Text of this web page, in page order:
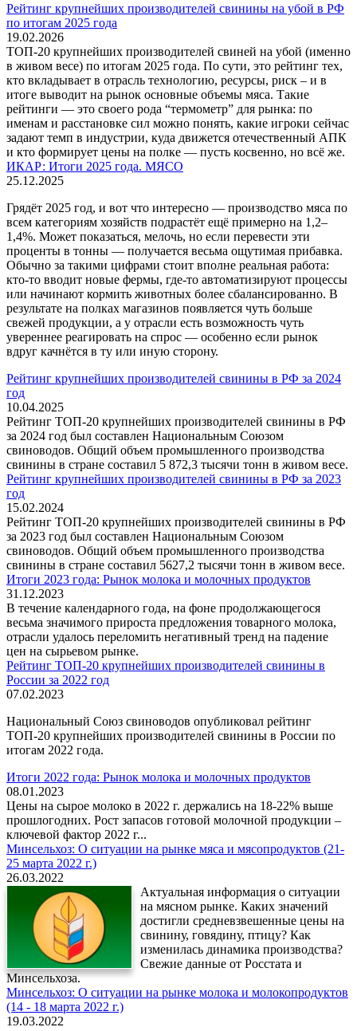
Рейтинг крупнейших производителей свинины на убой в РФ
по итогам 2025 года
19.02.2026
ТОП-20 крупнейших производителей свиней на убой (именно
в живом весе) по итогам 2025 года. По сути, это рейтинг тех,
кто вкладывает в отрасль технологию, ресурсы, риск – и в
итоге выводит на рынок основные объемы мяса. Такие
рейтинги — это своего рода “термометр” для рынка: по
именам и расстановке сил можно понять, какие игроки сейчас
задают темп в индустрии, куда движется отечественный АПК
и кто формирует цены на полке — пусть косвенно, но всё же.
ИКАР: Итоги 2025 года. МЯСО
25.12.2025
Грядёт 2025 год, и вот что интересно — производство мяса по
всем категориям хозяйств подрастёт ещё примерно на 1,2–
1,4%. Может показаться, мелочь, но если перевести эти
проценты в тонны — получается весьма ощутимая прибавка.
Обычно за такими цифрами стоит вполне реальная работа:
кто-то вводит новые фермы, где-то автоматизируют процессы
или начинают кормить животных более сбалансированно. В
результате на полках магазинов появляется чуть больше
свежей продукции, а у отрасли есть возможность чуть
увереннее реагировать на спрос — особенно если рынок
вдруг качнётся в ту или иную сторону.
Рейтинг крупнейших производителей свинины в РФ за 2024
год
10.04.2025
Рейтинг ТОП-20 крупнейших производителей свинины в РФ
за 2024 год был составлен Национальным Союзом
свиноводов. Общий объем промышленного производства
свинины в стране составил 5 872,3 тысячи тонн в живом весе.
Рейтинг крупнейших производителей свинины в РФ за 2023
год
15.02.2024
Рейтинг ТОП-20 крупнейших производителей свинины в РФ
за 2023 год был составлен Национальным Союзом
свиноводов. Общий объем промышленного производства
свинины в стране составил 5627,2 тысячи тонн в живом весе.
Итоги 2023 года: Рынок молока и молочных продуктов
31.12.2023
В течение календарного года, на фоне продолжающегося
весьма значимого прироста предложения товарного молока,
отрасли удалось переломить негативный тренд на падение
цен на сырьевом рынке.
Рейтинг ТОП-20 крупнейших производителей свинины в
России за 2022 год
07.02.2023
Национальный Союз свиноводов опубликовал рейтинг
ТОП-20 крупнейших производителей свинины в России по
итогам 2022 года.
Итоги 2022 года: Рынок молока и молочных продуктов
08.01.2023
Цены на сырое молоко в 2022 г. держались на 18-22% выше
прошлогодних. Рост запасов готовой молочной продукции –
ключевой фактор 2022 г...
Минсельхоз: О ситуации на рынке мяса и мясопродуктов (21-
25 марта 2022 г.)
26.03.2022
Актуальная информация о ситуации
на мясном рынке. Каких значений
достигли средневзвешенные цены на
свинину, говядину, птицу? Как
изменилась динамика производства?
Свежие данные от Росстата и
Минсельхоза.
Минсельхоз: О ситуации на рынке молока и молокопродуктов
(14 - 18 марта 2022 г.)
19.03.2022